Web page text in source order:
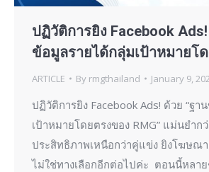
ปฏิวัติการยิง Facebook
ข้อมูลรายได้กลุ่มเป้าหมายโ
ARTICLE By rmgthailand January 9,
ปฏิวัติการยิง Facebook Ads! ด้วย “ฐ
เป้าหมายโดยตรงของ RMG” แม่นยำก
ประสิทธิภาพเหนือกว่าคู่แข่ง ยิงโฆษณ
ไม่ใช่ทางเลือกอีกต่อไปค่ะ ตอนนี้หลา